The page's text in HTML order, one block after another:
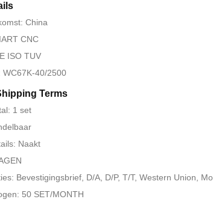
China
CNC
ISO TUV
WC67K-40/2500
Terms
1 set
Naakt
Bevestigingsbrief, D/A, D/P, T/T, Western Union,
50 SET/MONTH